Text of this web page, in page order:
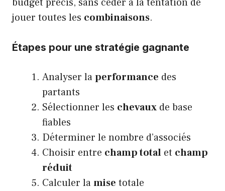
jouer toutes les combinaisons.
Étapes pour une stratégie gagnante
Analyser laperformance des
partants
Sélectionner les chevaux de base
fiables
Déterminer le nombre d’associés
Choisir entre champ total et champ
réduit
Calculer lamise totale